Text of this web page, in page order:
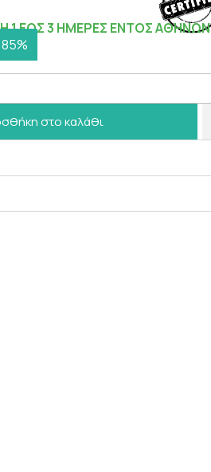
1 ΕΩΣ 3 ΗΜΕΡΕΣ ΕΝΤΟΣ ΑΘΗΝΩΝ
στο καλάθι